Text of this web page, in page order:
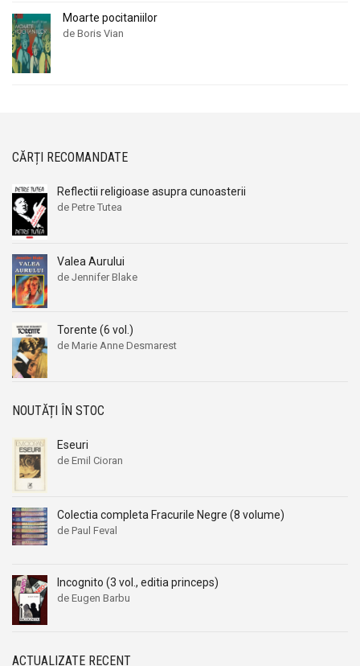
Moarte pocitaniilor
de Boris Vian
CĂRȚI RECOMANDATE
Reflectii religioase asupra cunoasterii
de Petre Tutea
Valea Aurului
de Jennifer Blake
Torente (6 vol.)
de Marie Anne Desmarest
NOUTĂȚI ÎN STOC
Eseuri
de Emil Cioran
Colectia completa Fracurile Negre (8 volume)
de Paul Feval
Incognito (3 vol., editia princeps)
de Eugen Barbu
ACTUALIZATE RECENT